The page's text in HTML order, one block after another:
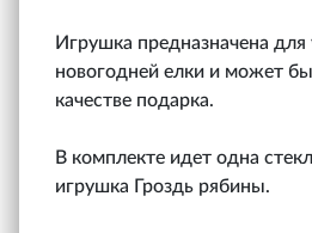
Игрушка предназначена
новогодней елки и может
качестве подарка.
В комплекте идет одна
игрушка Гроздь рябины.